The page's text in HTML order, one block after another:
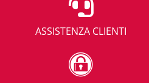
ASSISTENZA CLIENTI